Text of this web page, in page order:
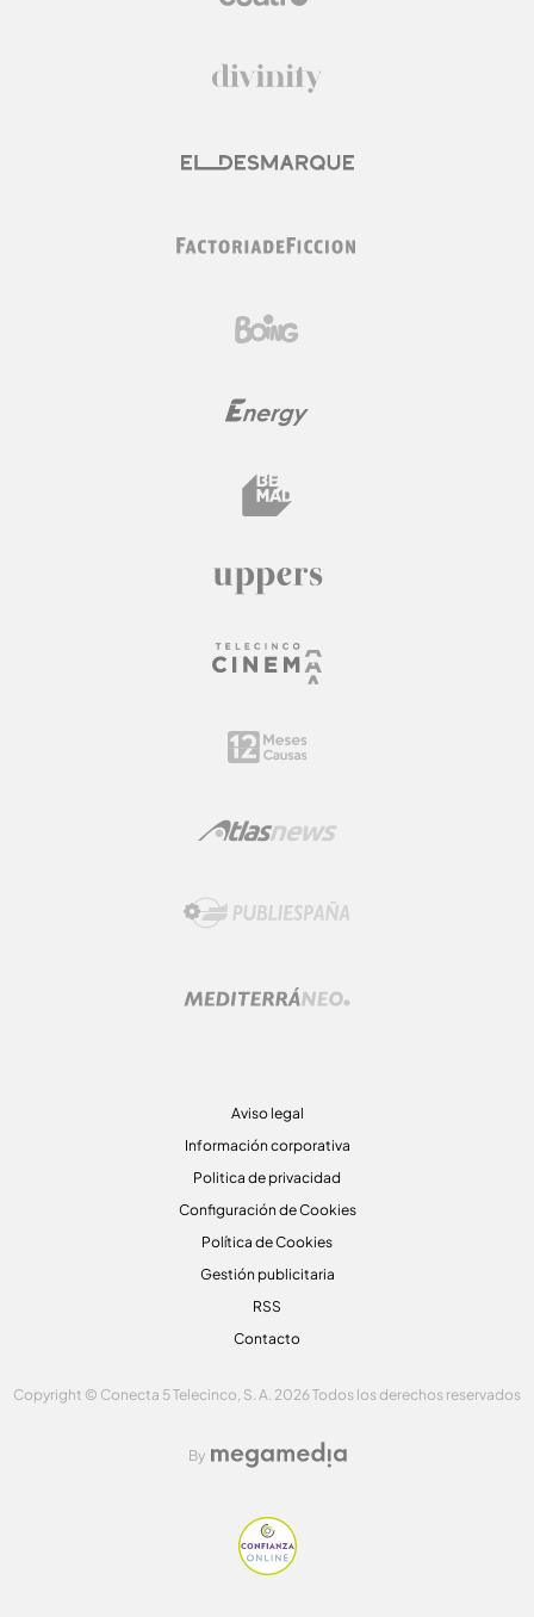
Aviso legal
Información corporativa
Politica de privacidad
Configuración de Cookies
Política de Cookies
Gestión publicitaria
RSS
Contacto
Copyright © Conecta 5 Telecinco, S. A. 2026 Todos los derechos reservados
By